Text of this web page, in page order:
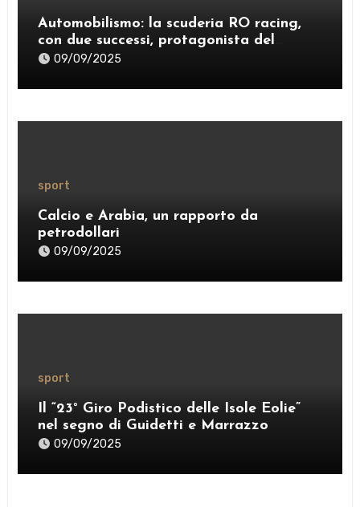
Automobilismo: la scuderia RO racing,
con due successi, protagonista del
weekend
09/09/2025
sport
Calcio e Arabia, un rapporto da
petrodollari
09/09/2025
sport
Il “23° Giro Podistico delle Isole Eolie”
nel segno di Guidetti e Marrazzo
09/09/2025